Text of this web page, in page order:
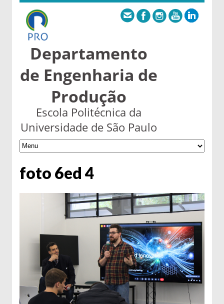
Departamento
de Engenharia de
Produção
Escola Politécnica da
Universidade de São Paulo
foto 6ed 4